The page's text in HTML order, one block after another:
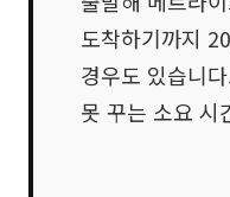
도착하기까지
경우도 있습니
못 꾸는 소요 시